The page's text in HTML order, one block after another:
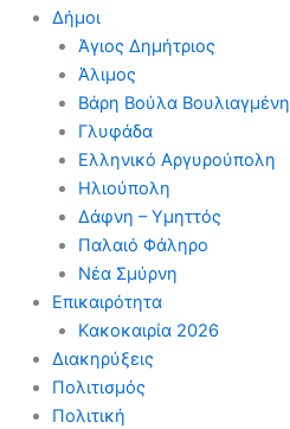
Δήμοι
Άγιος Δημήτριος
Άλιμος
Βάρη Βούλα Βουλιαγμένη
Γλυφάδα
Ελληνικό Αργυρούπολη
Ηλιούπολη
Δάφνη – Υμηττός
Παλαιό Φάληρο
Νέα Σμύρνη
Επικαιρότητα
Κακοκαιρία 2026
Διακηρύξεις
Πολιτισμός
Πολιτική